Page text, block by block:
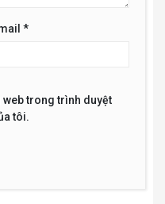
*
web trong trình duyệt
tôi.